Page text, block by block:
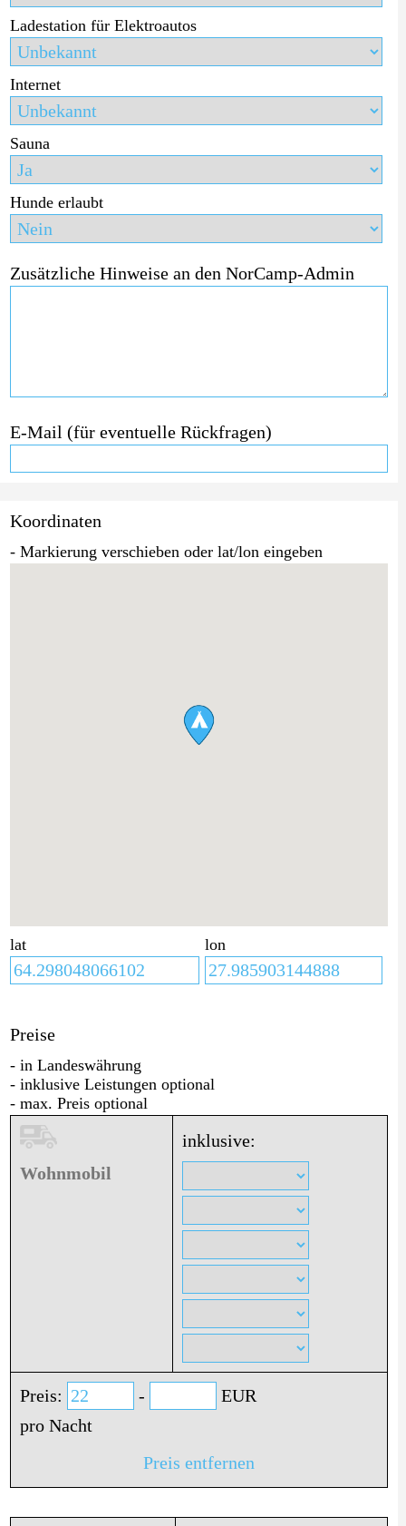
Ladestation für Elektroautos
Internet
Sauna
Hunde erlaubt
Zusätzliche Hinweise an den NorCamp-Admin
E-Mail (für eventuelle Rückfragen)
Koordinaten
- Markierung verschieben oder lat/lon eingeben
lat lon
Preise
- in Landeswährung
- inklusive Leistungen optional
- max. Preis optional
Wohnmobil
inklusive:
Preis: -
EUR
pro Nacht
Preis entfernen